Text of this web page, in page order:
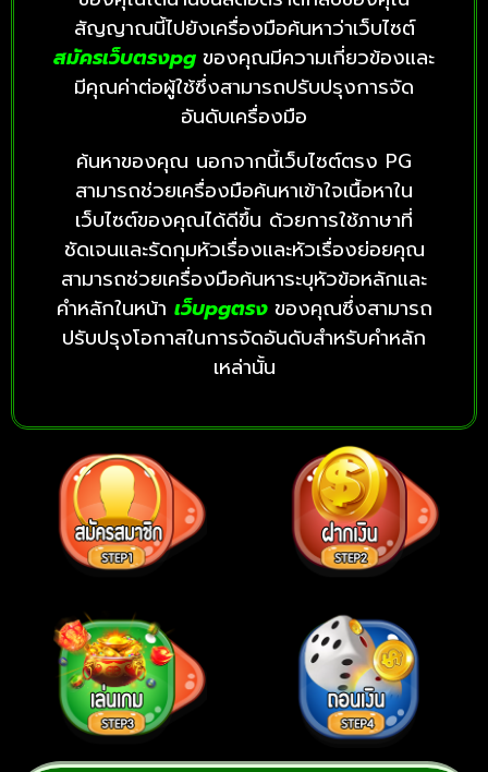
สัญญาณนี้ไปยังเครื่องมือค้นหาว่าเว็บไซต์
สมัครเว็บตรงpg ของคุณมีความเกี่ยวข้องและ
มีคุณค่าต่อผู้ใช้ซึ่งสามารถปรับปรุงการจัด
อันดับเครื่องมือ
ค้นหาของคุณ นอกจากนี้เว็บไซต์ตรง PG
สามารถช่วยเครื่องมือค้นหาเข้าใจเนื้อหาใน
เว็บไซต์ของคุณได้ดีขึ้น ด้วยการใช้ภาษาที่
ชัดเจนและรัดกุมหัวเรื่องและหัวเรื่องย่อยคุณ
สามารถช่วยเครื่องมือค้นหาระบุหัวข้อหลักและ
คำหลักในหน้า เว็บpgตรง ของคุณซึ่งสามารถ
ปรับปรุงโอกาสในการจัดอันดับสำหรับคำหลัก
เหล่านั้น